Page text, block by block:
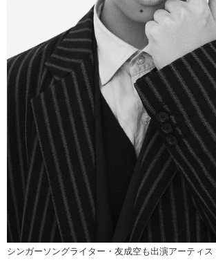
シンガーソングライター・友成空も出演アーティス